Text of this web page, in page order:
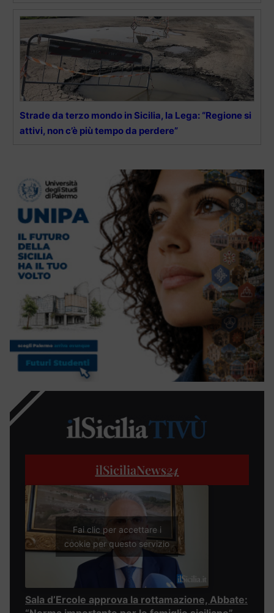
Strade da terzo mondo in Sicilia, la Lega: “Regione si
attivi, non c’è più tempo da perdere”
ilSiciliaNews24
Fai clic per accettare i
cookie per questo servizio
Sala d’Ercole approva la rottamazione, Abbate: